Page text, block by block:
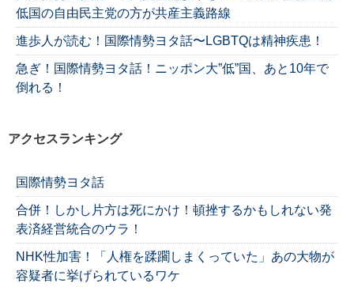
低国の自由民主党の方が共産主義路線
進歩人が読む！国際情勢ヨタ話〜LGBTQは精神疾患！
急ぎ！国際情勢ヨタ話！ニッポン大”低”国、あと10年で
倒れる！
アクセスランキング
国際情勢ヨタ話
合併！しかし片方は死にかけ！頓挫するかもしれない発
表済経営統合のウラ！
NHK性加害！「人権を蹂躙しまくっていた」あの大物が
容疑者に挙げられているワケ